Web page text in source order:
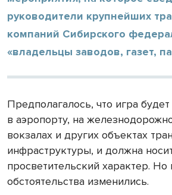
руководители крупнейших
компаний Сибирского
«владельцы заводов, газет,
Предполагалось, что игра
в аэропорту, на
вокзалах и других объектах
инфраструктуры, и должна
просветительский характер. Но
обстоятельства изменились.